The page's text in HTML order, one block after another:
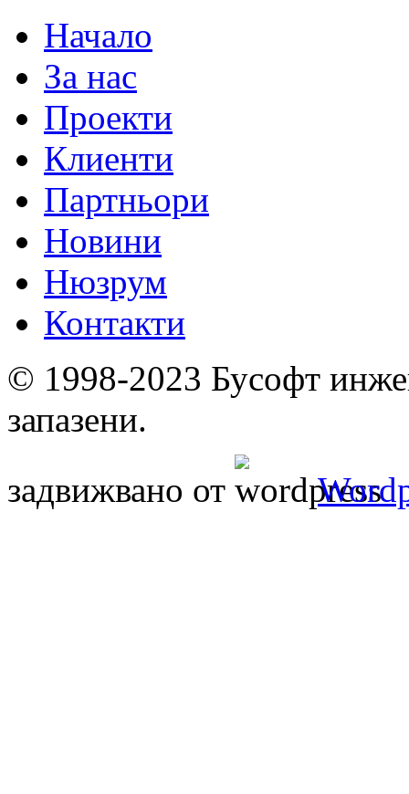
Начало
За нас
Проекти
Клиенти
Партньори
Новини
Нюзрум
Контакти
© 1998-2023 Бусофт
запазени.
задвижвано от